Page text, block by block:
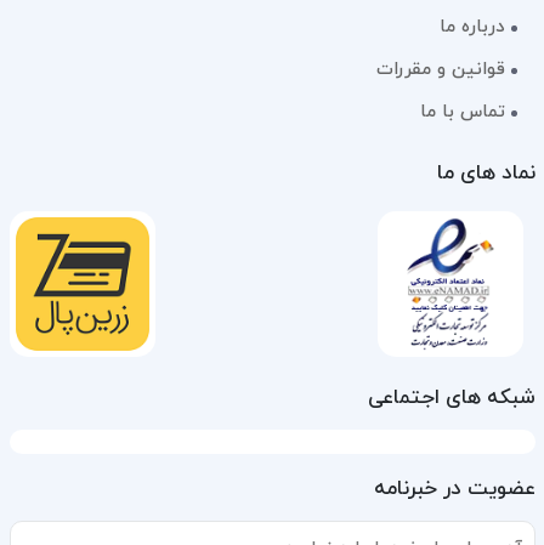
درباره ما
قوانین و مقررات
تماس با ما
نماد های ما
شبکه های اجتماعی
عضویت در خبرنامه